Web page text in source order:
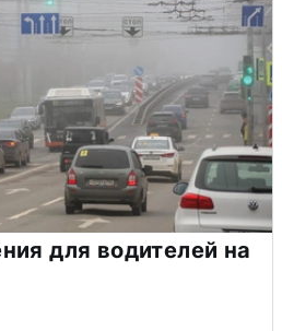
для водителей на